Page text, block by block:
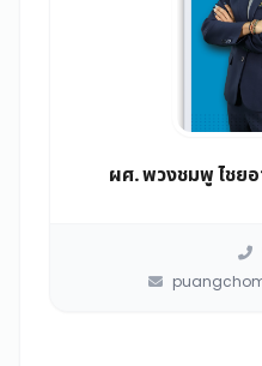
ผศ. พวงชมพู ไชยอ